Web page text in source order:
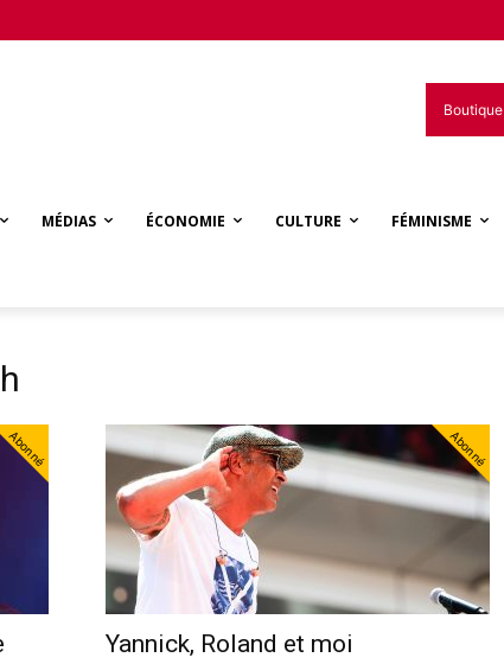
Boutique
MÉDIAS ÉCONOMIE CULTURE FÉMINISME
Abonné Abonné
Yannick, Roland et moi